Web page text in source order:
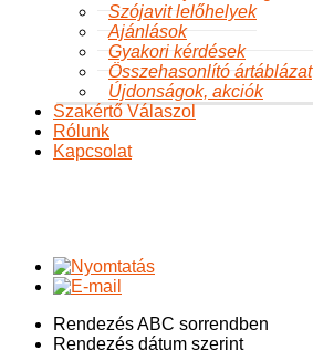
Szójavit lelőhelyek
Ajánlások
Gyakori kérdések
Összehasonlító ártáblázat
Újdonságok, akciók
Szakértő Válaszol
Rólunk
Kapcsolat
Rendezés ABC sorrendben
Rendezés dátum szerint